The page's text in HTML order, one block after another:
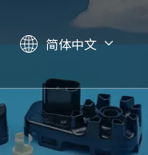
简体中文
日本語